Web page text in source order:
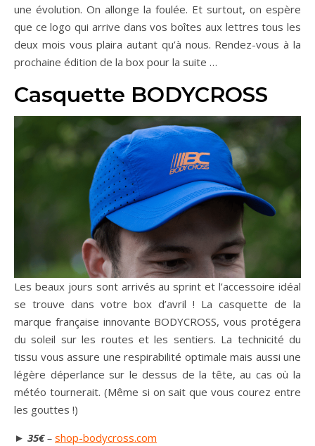
une évolution. On allonge la foulée. Et surtout, on espère
que ce logo qui arrive dans vos boîtes­ aux lettres tous les
deux mois vous plaira autant qu’à nous. Rendez-vous à la
prochaine édition de la box pour la suite …
Casquette BODYCROSS
Les beaux jours sont arrivés au sprint et l’accessoire idéal
se trouve dans votre box d’avril ! La casquette de la
marque française innovante BODYCROSS, vous protégera
du soleil sur les routes et les sentiers. La technicité du
tissu vous assure une respirabilité optimale mais aussi une
légère déperlance sur le dessus de la tête, au cas où la
météo tournerait. (Même si on sait que vous courez entre
les gouttes !)
► 35€– shop-bodycross.com